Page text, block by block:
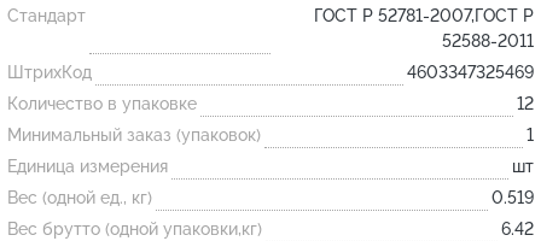
Трубка
Стержень
Пробка
Подставка
Лодочка
Контакт
Стандарт
ГОСТ Р 52781-2007,ГОСТ Р
52588-2011
ШтрихКод
4603347325469
Количество в упаковке
12
Минимальный заказ (упаковок)
1
Единица измерения
шт
Вес (одной ед., кг)
0.519
Вес брутто (одной упаковки,кг)
6.42